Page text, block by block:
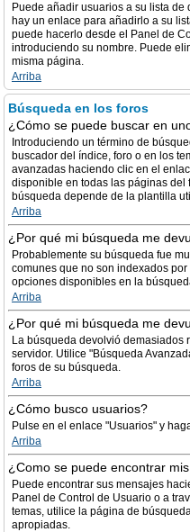
Puede añadir usuarios a su lista
hay un enlace para añadirlo a su
puede hacerlo desde el Panel de
introduciendo su nombre. Puede
misma página.
Arriba
Búsqueda en los foros
¿Cómo se puede buscar en
Introduciendo un término de
buscador del índice, foro o en los
avanzadas haciendo clic en el
disponible en todas las páginas del
búsqueda depende de la plantilla
Arriba
¿Por qué mi búsqueda me
Probablemente su búsqueda fue
comunes que no son indexados
opciones disponibles en la
Arriba
¿Por qué mi búsqueda me
La búsqueda devolvió demasiados
servidor. Utilice "Búsqueda
foros de su búsqueda.
Arriba
¿Cómo busco usuarios?
Pulse en el enlace "Usuarios" y
Arriba
¿Como se puede encontrar
Puede encontrar sus mensajes
Panel de Control de Usuario o a
temas, utilice la página de
apropiadas.